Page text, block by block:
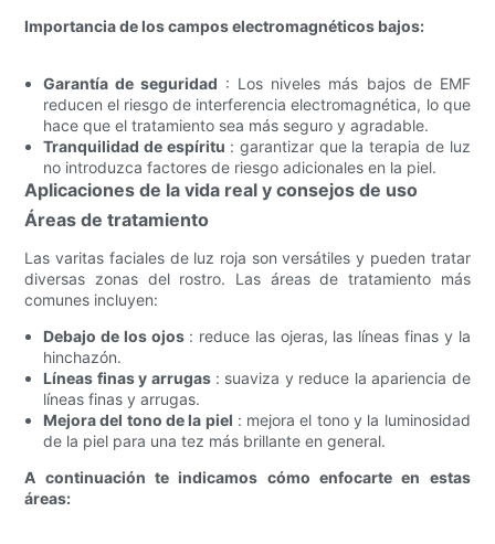
Importancia de los campos electromagnéticos bajos:
Garantía de seguridad : Los niveles más bajos de EMF
reducen el riesgo de interferencia electromagnética, lo que
hace que el tratamiento sea más seguro y agradable.
Tranquilidad de espíritu : garantizar que la terapia de luz
no introduzca factores de riesgo adicionales en la piel.
Aplicaciones de la vida real y consejos de uso
Áreas de tratamiento
Las varitas faciales de luz roja son versátiles y pueden tratar
diversas zonas del rostro. Las áreas de tratamiento más
comunes incluyen:
Debajo de los ojos: reduce las ojeras, las líneas finas y la
hinchazón.
Líneas finas y arrugas: suaviza y reduce la apariencia de
líneas finas y arrugas.
Mejora del tono de la piel : mejora el tono y la luminosidad
de la piel para una tez más brillante en general.
A continuación te indicamos cómo enfocarte en estas
áreas: